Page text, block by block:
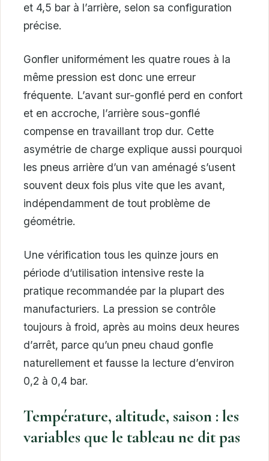
et 4,5 bar à l’arrière, selon sa configuration
précise.
Gonfler uniformément les quatre roues à la
même pression est donc une erreur
fréquente. L’avant sur-gonflé perd en confort
et en accroche, l’arrière sous-gonflé
compense en travaillant trop dur. Cette
asymétrie de charge explique aussi pourquoi
les pneus arrière d’un van aménagé s’usent
souvent deux fois plus vite que les avant,
indépendamment de tout problème de
géométrie.
Une vérification tous les quinze jours en
période d’utilisation intensive reste la
pratique recommandée par la plupart des
manufacturiers. La pression se contrôle
toujours à froid, après au moins deux heures
d’arrêt, parce qu’un pneu chaud gonfle
naturellement et fausse la lecture d’environ
0,2 à 0,4 bar.
Température, altitude, saison : les
variables que le tableau ne dit pas